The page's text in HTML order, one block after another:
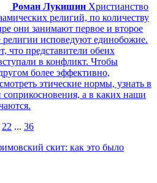
Роман Лукишин Христианство
религий, по количеству
они занимают первое и второе
религии исповедуют единобожие.
что представители обеих
в конфликт. Чтобы
более эффективно,
этические нормы, узнать в
соприкосновения, а в каких наши
22 ... 36
скит: как это было